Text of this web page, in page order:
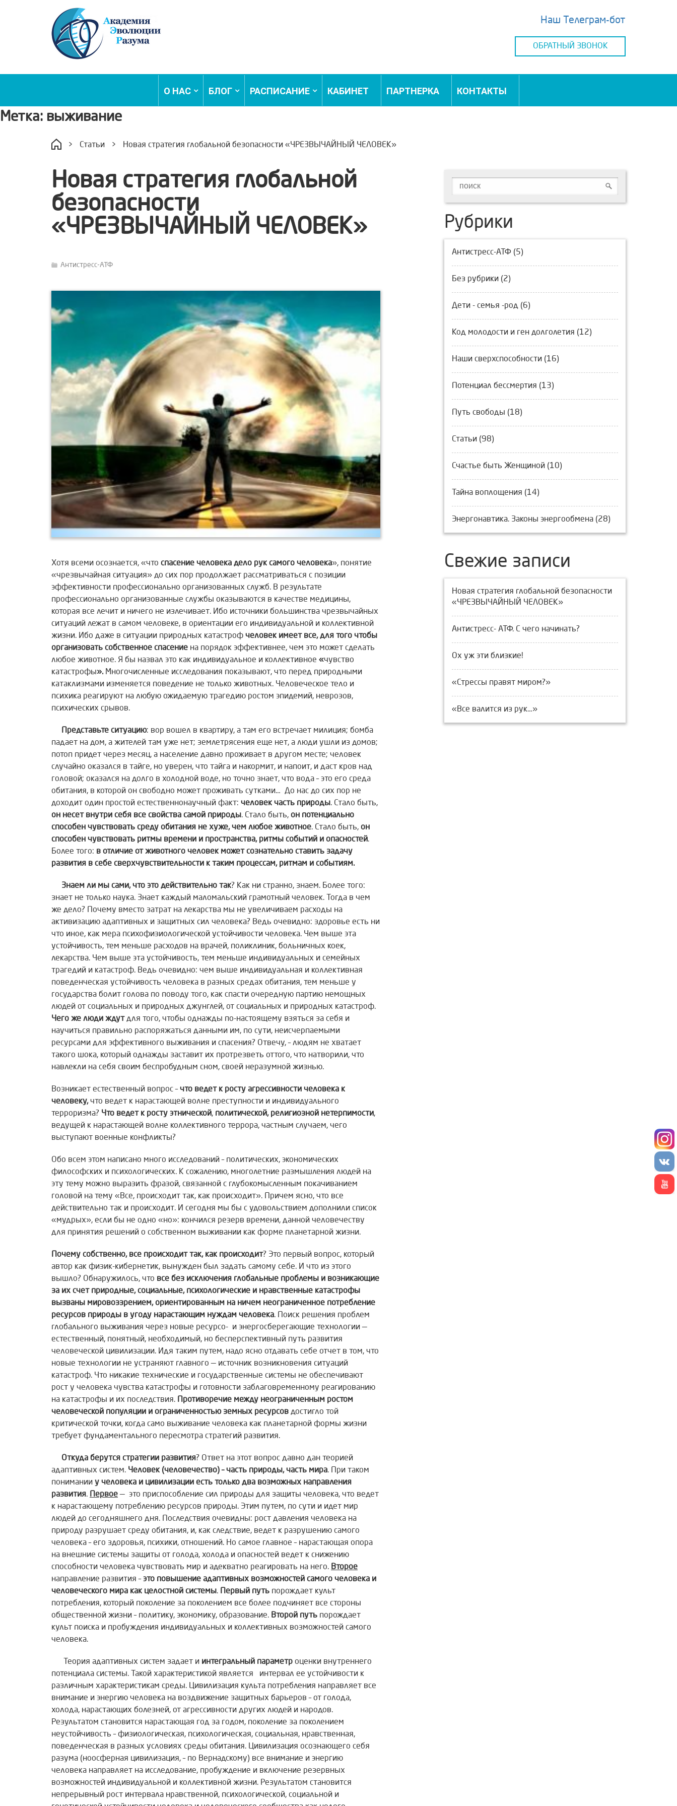
Наш Телеграм-бот
ОБРАТНЫЙ ЗВОНОК
О НАС БЛОГ РАСПИСАНИЕ КАБИНЕТ ПАРТНЕРКА КОНТАКТЫ
Метка: выживание
> Статьи > Новая стратегия глобальной безопасности «ЧРЕЗВЫЧАЙНЫЙ ЧЕЛОВЕК»
Новая стратегия глобальной
безопасности
«ЧРЕЗВЫЧАЙНЫЙ ЧЕЛОВЕК»
Антистресс-АТФ
Хотя всеми осознается, «что спасение человека дело рук самого человека», понятие
«чрезвычайная ситуация» до сих пор продолжает рассматриваться с позиции
эффективности профессионально организованных служб. В результате
профессионально организованные службы оказываются в качестве медицины,
которая все лечит и ничего не излечивает. Ибо источники большинства чрезвычайных
ситуаций лежат в самом человеке, в ориентации его индивидуальной и коллективной
жизни. Ибо даже в ситуации природных катастроф человек имеет все, для того чтобы
организовать собственное спасение на порядок эффективнее, чем это может сделать
любое животное. Я бы назвал это как индивидуальное и коллективное «чувство
катастрофы». Многочисленные исследования показывают, что перед природными
катаклизмами изменяется поведение не только животных. Человеческое тело и
психика реагируют на любую ожидаемую трагедию ростом эпидемий, неврозов,
психических срывов.
Представьте ситуацию: вор вошел в квартиру, а там его встречает милиция; бомба
падает на дом, а жителей там уже нет; землетрясения еще нет, а люди ушли из домов;
потоп придет через месяц, а население давно проживает в другом месте; человек
случайно оказался в тайге, но уверен, что тайга и накормит, и напоит, и даст кров над
головой; оказался на долго в холодной воде, но точно знает, что вода – это его среда
обитания, в которой он свободно может проживать сутками… До нас до сих пор не
доходит один простой естественнонаучный факт: человек часть природы. Стало быть,
он несет внутри себя все свойства самой природы. Стало быть, он потенциально
способен чувствовать среду обитания не хуже, чем любое животное. Стало быть, он
способен чувствовать ритмы времени и пространства, ритмы событий и опасностей.
Более того: в отличие от животного человек может сознательно ставить задачу
развития в себе сверхчувствительности к таким процессам, ритмам и событиям.
Знаем ли мы сами, что это действительно так? Как ни странно, знаем. Более того:
знает не только наука. Знает каждый маломальский грамотный человек. Тогда в чем
же дело? Почему вместо затрат на лекарства мы не увеличиваем расходы на
активизацию адаптивных и защитных сил человека? Ведь очевидно: здоровье есть ни
что иное, как мера психофизиологической устойчивости человека. Чем выше эта
устойчивость, тем меньше расходов на врачей, поликлиник, больничных коек,
лекарства. Чем выше эта устойчивость, тем меньше индивидуальных и семейных
трагедий и катастроф. Ведь очевидно: чем выше индивидуальная и коллективная
поведенческая устойчивость человека в разных средах обитания, тем меньше у
государства болит голова по поводу того, как спасти очередную партию немощных
людей от социальных и природных джунглей, от социальных и природных катастроф.
Чего же люди ждутдля того, чтобы однажды по-настоящему взяться за себя и
научиться правильно распоряжаться данными им, по сути, неисчерпаемыми
ресурсами для эффективного выживания и спасения? Отвечу, – людям не хватает
такого шока, который однажды заставит их протрезветь оттого, что натворили, что
навлекли на себя своим беспробудным сном, своей неразумной жизнью.
Возникает естественный вопрос –что ведет к росту агрессивности человека к
человеку,что ведет к нарастающей волне преступности и индивидуального
терроризма? Что ведет к росту этнической, политической, религиозной нетерпимости,
ведущей к нарастающей волне коллективного террора, частным случаем, чего
выступают военные конфликты?
Обо всем этом написано много исследований – политических, экономических
философских и психологических. К сожалению, многолетние размышления людей на
эту тему можно выразить фразой, связанной с глубокомысленным покачиванием
головой на тему «Все, происходит так, как происходит». Причем ясно, что все
действительно так и происходит. И сегодня мы бы с удовольствием дополнили список
«мудрых», если бы не одно «но»: кончился резерв времени, данной человечеству
для принятия решений о собственном выживании как форме планетарной жизни.
Почему собственно, все происходит так, как происходит? Это первый вопрос, который
автор как физик-кибернетик, вынужден был задать самому себе. И что из этого
вышло? Обнаружилось, что все без исключения глобальные проблемы и возникающие
за их счет природные, социальные, психологические и нравственные катастрофы
вызваны мировоззрением, ориентированным на ничем неограниченное потребление
ресурсов природы в угоду нарастающим нуждам человека. Поиск решения проблем
глобального выживания через новые ресурсо- и энергосберегающие технологии —
естественный, понятный, необходимый, но бесперспективный путь развития
человеческой цивилизации. Идя таким путем, надо ясно отдавать себе отчет в том, что
новые технологии не устраняют главного — источник возникновения ситуаций
катастроф. Что никакие технические и государственные системы не обеспечивают
рост у человека чувства катастрофы и готовности заблаговременному реагированию
на катастрофы и их последствия. Противоречие между неограниченным ростом
человеческой популяции и ограниченностью земных ресурсов достигло той
критической точки, когда само выживание человека как планетарной формы жизни
требует фундаментального пересмотра стратегий развития.
Откуда берутся стратегии развития? Ответ на этот вопрос давно дан теорией
адаптивных систем. Человек (человечество) – часть природы, часть мира. При таком
понимании у человека и цивилизации есть только два возможных направления
развития. Первое — это приспособление сил природы для защиты человека, что ведет
к нарастающему потреблению ресурсов природы. Этим путем, по сути и идет мир
людей до сегодняшнего дня. Последствия очевидны: рост давления человека на
природу разрушает среду обитания, и, как следствие, ведет к разрушению самого
человека – его здоровья, психики, отношений. Но самое главное – нарастающая опора
на внешние системы защиты от голода, холода и опасностей ведет к снижению
способности человека чувствовать мир и адекватно реагировать на него. Второе
направление развития –это повышение адаптивных возможностей самого человека и
человеческого мира как целостной системы. Первый путь порождает культ
потребления, который поколение за поколением все более подчиняет все стороны
общественной жизни – политику, экономику, образование. Второй путь порождает
культ поиска и пробуждения индивидуальных и коллективных возможностей самого
человека.
Теория адаптивных систем задает и интегральный параметр оценки внутреннего
потенциала системы. Такой характеристикой является интервал ее устойчивости к
различным характеристикам среды. Цивилизация культа потребления направляет все
внимание и энергию человека на воздвижение защитных барьеров – от голода,
холода, нарастающих болезней, от агрессивности других людей и народов.
Результатом становится нарастающая год за годом, поколение за поколением
неустойчивость – физиологическая, психологическая, социальная, нравственная,
поведенческая в разных условиях среды обитания. Цивилизация осознающего себя
разума (ноосферная цивилизация, – по Вернадскому) все внимание и энергию
человека направляет на исследование, пробуждение и включение резервных
возможностей индивидуальной и коллективной жизни. Результатом становится
непрерывный рост интервала нравственной, психологической, социальной и
Рубрики
Антистресс-АТФ (5)
Без рубрики (2)
Дети - семья -род (6)
Код молодости и ген долголетия (12)
Наши сверхспособности (16)
Потенциал бессмертия (13)
Путь свободы (18)
Статьи (98)
Счастье быть Женщиной (10)
Тайна воплощения (14)
Энергонавтика. Законы энергообмена (28)
Свежие записи
Новая стратегия глобальной безопасности
«ЧРЕЗВЫЧАЙНЫЙ ЧЕЛОВЕК»
Антистресс- АТФ. С чего начинать?
Ох уж эти близкие!
«Стрессы правят миром?»
«Все валится из рук…»